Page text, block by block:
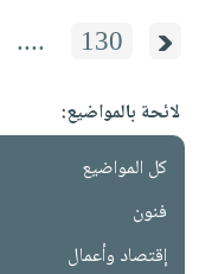
.... 130
لائحة بالمواضيع:
كل المواضيع
فنون
إقتصاد وأعمال